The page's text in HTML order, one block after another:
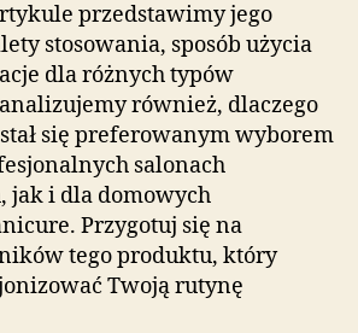
przedstawimy jego
stosowania, sposób użycia
dla różnych typów
również, dlaczego
się preferowanym wyborem
salonach
jak i dla domowych
Przygotuj się na
tego produktu, który
Twoją rutynę